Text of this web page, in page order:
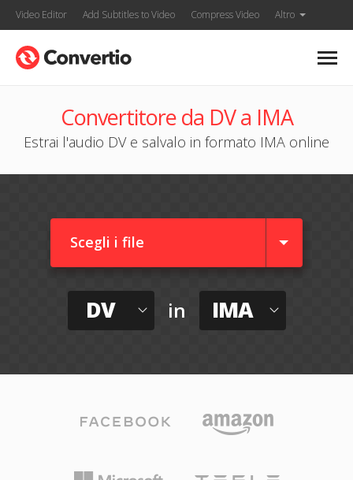
Video Editor Add Subtitles to Video Compress Video Altro
Convertitore da DV a IMA
Estrai l'audio DV e salvalo in formato IMA online
Scegli i file
DV in IMA